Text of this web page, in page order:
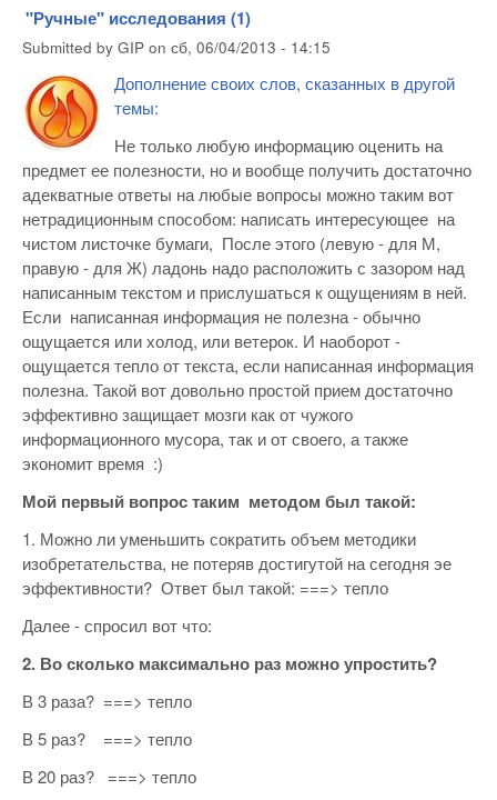
"Ручные" исследования (1)
Submitted by GIP on сб, 06/04/2013 - 14:15
Дополнение своих слов, сказанных в другой
темы:
Не только любую информацию оценить на
предмет ее полезности, но и вообще получить достаточно
адекватные ответы на любые вопросы можно таким вот
нетрадиционным способом: написать интересующее на
чистом листочке бумаги, После этого (левую - для М,
правую - для Ж) ладонь надо расположить с зазором над
написанным текстом и прислушаться к ощущениям в ней.
Если написанная информация не полезна - обычно
ощущается или холод, или ветерок. И наоборот -
ощущается тепло от текста, если написанная информация
полезна. Такой вот довольно простой прием достаточно
эффективно защищает мозги как от чужого
информационного мусора, так и от своего, а также
экономит время :)
Мой первый вопрос таким методом был такой:
1. Можно ли уменьшить сократить объем методики
изобретательства, не потеряв достигутой на сегодня эе
эффективности? Ответ был такой: ===> тепло
Далее - спросил вот что:
2. Во сколько максимально раз можно упростить?
В 3 раза? ===> тепло
В 5 раз? ===> тепло
В 20 раз? ===> тепло